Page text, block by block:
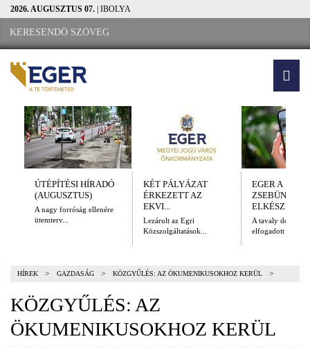
2026. AUGUSZTUS 07. | IBOLYA
ÚTÉPÍTÉSI HÍRADÓ
(AUGUSZTUS)
A nagy forróság ellenére
ütemterv...
KÉT PÁLYÁZAT
ÉRKEZETT AZ
EKVI...
Lezárult az Egri
Közszolgáltatások...
EGER A
ELKÉSZÜLT
A tavaly
elfogadott
HÍREK > GAZDASÁG > KÖZGYŰLÉS: AZ ÖKUMENIKUSOKHOZ KERÜL >
KÖZGYŰLÉS: AZ
ÖKUMENIKUSOKHOZ KERÜL